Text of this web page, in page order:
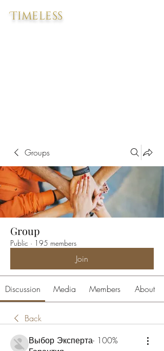
Timeless
Groups
Group
Public · 195 members
Join
Discussion Media Members About
Back
Выбор Эксперта- 100%